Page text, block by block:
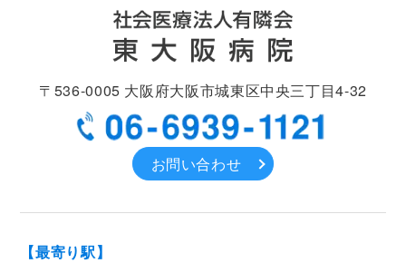
〒536-0005 大阪府大阪市城東区中央三丁目4-32
お問い合わせ
【最寄り駅】